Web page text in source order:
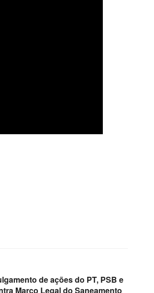
de ações do PT, PSB e
Marco Legal do Saneamento